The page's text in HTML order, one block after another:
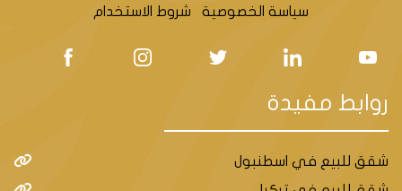
سياسة الخصوصية شروط الاستخدام
روابط مفيدة
شقق للبيع في اسطنبول